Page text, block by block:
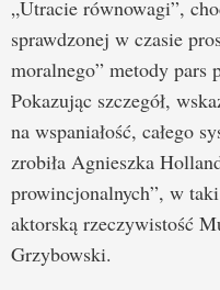
„Utracie równowagi”,
sprawdzonej w czasie
moralnego” metody pars
Pokazując szczegół,
na wspaniałość, całego
zrobiła Agnieszka
prowincjonalnych”, w
aktorską rzeczywistość
Grzybowski.